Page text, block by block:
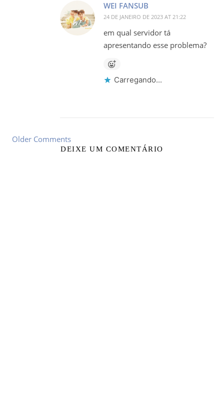
WEI FANSUB
24 DE JANEIRO DE 2023 AT 21:22
em qual servidor tá
apresentando esse problema?
Carregando...
Older Comments
DEIXE UM COMENTÁRIO